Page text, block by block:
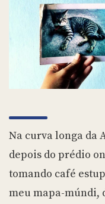
Na curva longa da
depois do prédio
tomando café
meu mapa-múndi,